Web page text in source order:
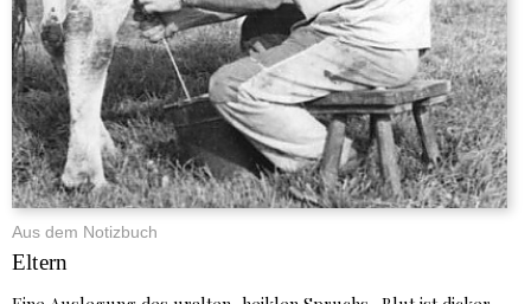
Aus dem Notizbuch
Eltern